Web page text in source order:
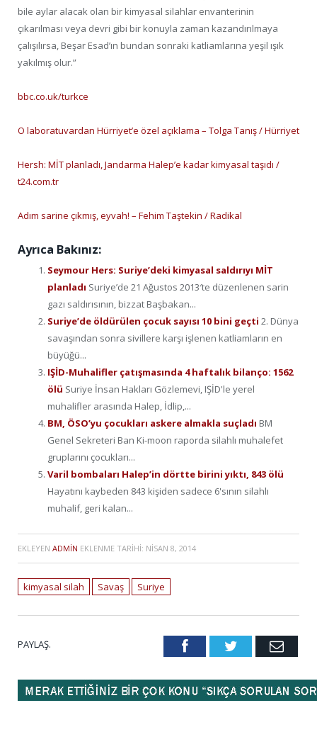
bile aylar alacak olan bir kimyasal silahlar envanterinin
çıkarılması veya devri gibi bir konuyla zaman kazandırılmaya
çalışılırsa, Beşar Esad’ın bundan sonraki katliamlarına yeşil ışık
yakılmış olur.”
bbc.co.uk/turkce
O laboratuvardan Hürriyet’e özel açıklama – Tolga Tanış / Hürriyet
Hersh: MİT planladı, Jandarma Halep’e kadar kimyasal taşıdı /
t24.com.tr
Adım sarine çıkmış, eyvah! – Fehim Taştekin / Radikal
Ayrıca Bakınız:
Seymour Hers: Suriye’deki kimyasal saldırıyı MİT
planladı Suriye’de 21 Ağustos 2013′te düzenlenen sarin
gazı saldırısının, bizzat Başbakan...
Suriye’de öldürülen çocuk sayısı 10 bini geçti 2. Dünya
savaşından sonra sivillere karşı işlenen katliamların en
büyüğü...
IŞİD-Muhalifler çatışmasında 4 haftalık bilanço: 1562
ölü Suriye İnsan Hakları Gözlemevi, IŞİD'le yerel
muhalifler arasında Halep, İdlip,...
BM, ÖSO’yu çocukları askere almakla suçladı BM
Genel Sekreteri Ban Ki-moon raporda silahlı muhalefet
gruplarını çocukları...
Varil bombaları Halep’in dörtte birini yıktı, 843 ölü
Hayatını kaybeden 843 kişiden sadece 6'sının silahlı
muhalif, geri kalan...
EKLEYEN ADMIN EKLENME TARIHI: NISAN 8, 2014
kimyasal silah Savaş Suriye
PAYLAŞ. FacebookTwitter Email